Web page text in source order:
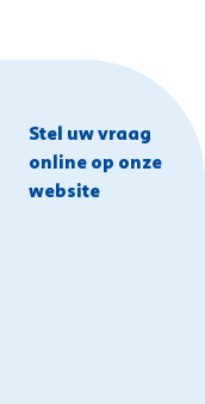
Stel uw vraag
online op onze
website